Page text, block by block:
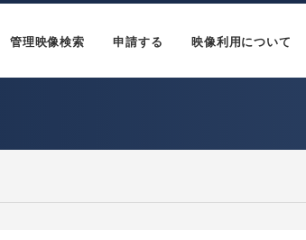
管理映像検索 申請する 映像利用について